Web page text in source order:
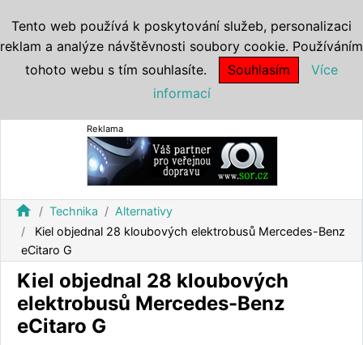
Reklama
home Technika
Alternativy
Kiel objednal 28 kloubových elektrobusů Mercedes-Benz
eCitaro G
Kiel objednal 28 kloubových
elektrobusů Mercedes-Benz
eCitaro G
Tento web používá k poskytování služeb, personalizaci
reklam a analýze návštěvnosti soubory cookie. Používáním
tohoto webu s tím souhlasíte.
Souhlasím
Více
informací